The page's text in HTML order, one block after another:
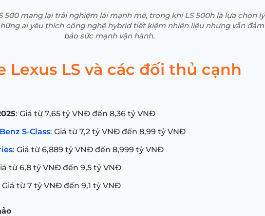
500 mang lại trải nghiệm lái mạnh mẽ, trong khi LS 500h là lựa chọn lý
ai yêu thích công nghệ hybrid tiết kiệm nhiên liệu nhưng vẫn đảm
bảo sức mạnh vận hành.
Lexus LS và các đối thủ cạnh
: Giá từ 7,65 tỷ VNĐ đến 8,36 tỷ VNĐ
S-Class: Giá từ 7,2 tỷ VNĐ đến 8,99 tỷ VNĐ
: Giá từ 6,889 tỷ VNĐ đến 8,999 tỷ VNĐ
từ 6,8 tỷ VNĐ đến 9,5 tỷ VNĐ
Giá từ 7 tỷ VNĐ đến 9,1 tỷ VNĐ